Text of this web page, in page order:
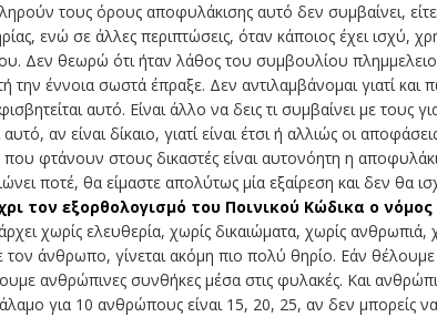
τους όρους αποφυλάκισης αυτό δεν συμβαίνει, είτε
ενώ σε άλλες περιπτώσεις, όταν κάποιος έχει ισχύ,
Δεν θεωρώ ότι ήταν λάθος του συμβουλίου
έννοια σωστά έπραξε. Δεν αντιλαμβάνομαι γιατί και
αυτό. Είναι άλλο να δεις τι συμβαίνει με τους
αυτό, αν είναι δίκαιο, γιατί είναι έτσι ή αλλιώς οι
φτάνουν στους δικαστές είναι αυτονόητη η
ποτέ, θα είμαστε απολύτως μία εξαίρεση και δεν θα
τον εξορθολογισμό του Ποινικού Κώδικα ο
χωρίς ελευθερία, χωρίς δικαιώματα, χωρίς ανθρωπιά,
άνθρωπο, γίνεται ακόμη πιο πολύ θηρίο. Εάν
ανθρώπινες συνθήκες μέσα στις φυλακές. Και
για 10 ανθρώπους είναι 15, 20, 25, αν δεν μπορείς